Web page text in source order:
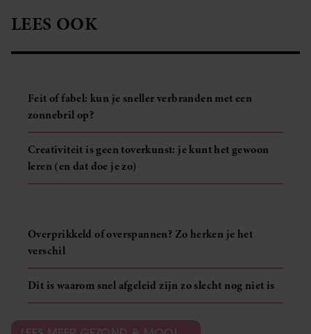
LEES OOK
Feit of fabel: kun je sneller verbranden met een
zonnebril op?
Creativiteit is geen toverkunst: je kunt het gewoon
leren (en dat doe je zo)
Overprikkeld of overspannen? Zo herken je het
verschil
Dit is waarom snel afgeleid zijn zo slecht nog niet is